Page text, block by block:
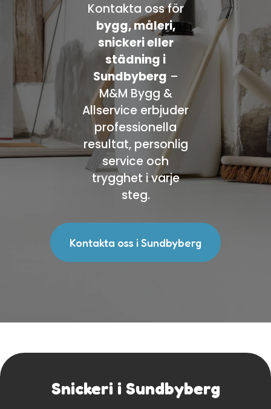
Kontakta oss för
bygg, måleri,
snickeri eller
städning i
Sundbyberg –
M&M Bygg &
Allservice erbjuder
professionella
resultat, personlig
service och
trygghet i varje
steg.
Kontakta oss i Sundbyberg
Snickeri i Sundbyberg